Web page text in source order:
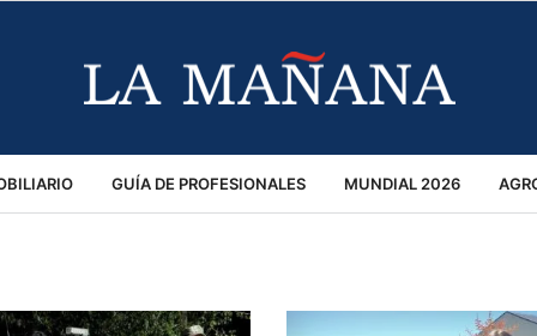
GUÍA DE PROFESIONALES MUNDIAL 2026